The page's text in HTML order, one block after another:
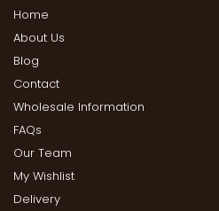
Home
About Us
Blog
Contact
Wholesale Information
FAQs
Our Team
My Wishlist
Delivery